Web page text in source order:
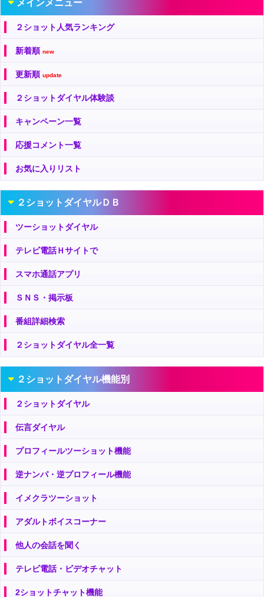
メインメニュー
２ショット人気ランキング
新着順 new
更新順 update
２ショットダイヤル体験談
キャンペーン一覧
応援コメント一覧
お気に入りリスト
２ショットダイヤルＤＢ
ツーショットダイヤル
テレビ電話Ｈサイトで
スマホ通話アプリ
ＳＮＳ・掲示板
番組詳細検索
２ショットダイヤル全一覧
２ショットダイヤル機能別
２ショットダイヤル
伝言ダイヤル
プロフィールツーショット機能
逆ナンパ・逆プロフィール機能
イメクラツーショット
アダルトボイスコーナー
他人の会話を聞く
テレビ電話・ビデオチャット
2ショットチャット機能